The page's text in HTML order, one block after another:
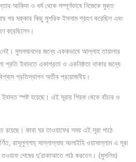
আকিদা ও ধর্ম থেকে সম্পূর্ণভাবে নিজেকে মুক্ত
পর মক্কার কিছু মুশরিক ইসলাম গ্রহণ করেছিল এবং
করেছিলেন।
মুসলমানদের জন্যে এককভাবে আল্লাহ তায়ালার
প্রতি ইবাদতে একাগ্রতা ও একনিষ্ঠতা থাকার জন্যে
প্রতিস্থাপন অতীব প্রয়োজনীয়।
স্পষ্ট হয়েছে। এই সূরায় শিরক থেকে বাঁচার ও
কাবা ঘর তাওয়াফের সময় এই সূরা পাঠে
রাসূলুল্লাহ্ সাল্লাল্লাহু আলাইহি ওয়াসাল্লাম এ সূরা
তওয়াফ শেষের দু’রাকাআতে পাঠ করতেন। (মুসলিম)